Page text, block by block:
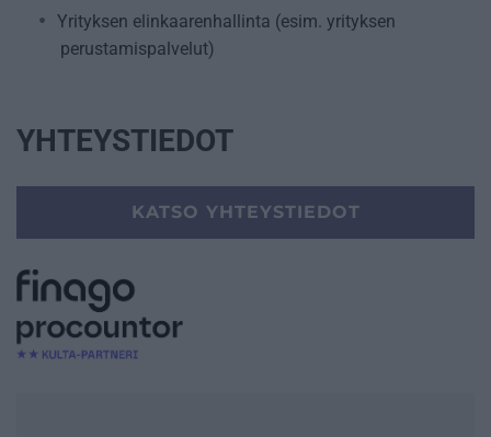
Yrityksen elinkaarenhallinta (esim. yrityksen
perustamispalvelut)
YHTEYSTIEDOT
KATSO YHTEYSTIEDOT